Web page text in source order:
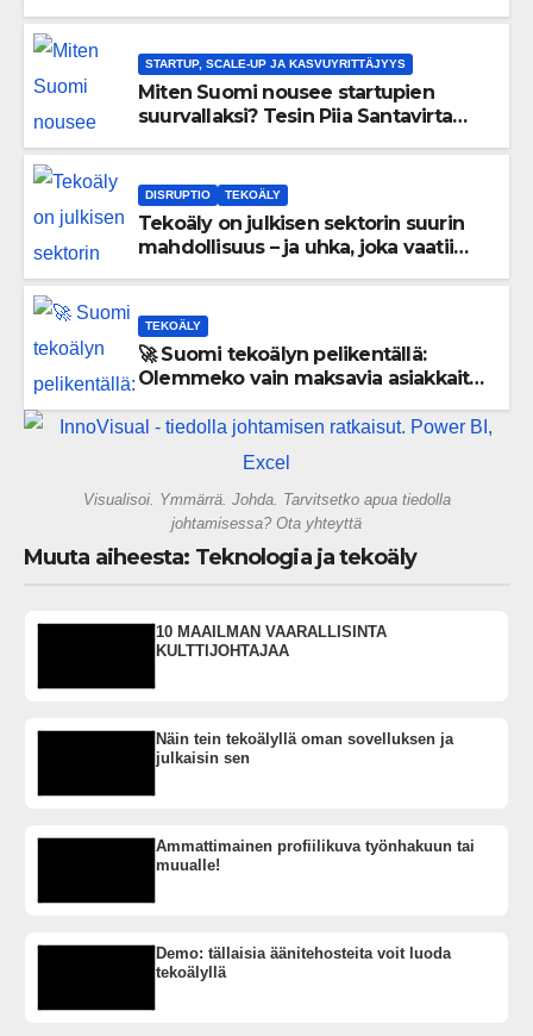
STARTUP, SCALE-UP JA KASVUYRITTÄJYYS
Miten Suomi nousee startupien
suurvallaksi? Tesin Piia Santavirta
DISRUPTIO TEKOÄLY
Tekoäly on julkisen sektorin suurin
mahdollisuus – ja uhka, joka vaatii
TEKOÄLY
🚀 Suomi tekoälyn pelikentällä:
Olemmeko vain maksavia asiakkaita
gigatehtaan?
Visualisoi. Ymmärrä. Johda. Tarvitsetko apua tiedolla
johtamisessa? Ota yhteyttä
Muuta aiheesta: Teknologia ja tekoäly
10 MAAILMAN VAARALLISINTA
KULTTIJOHTAJAA
Näin tein tekoälyllä oman sovelluksen ja
julkaisin sen
Ammattimainen profiilikuva työnhakuun tai
muualle!
Demo: tällaisia äänitehosteita voit luoda
tekoälyllä